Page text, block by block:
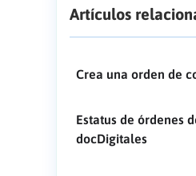
Artículos
Crea una orden de
Estatus de órdenes
docDigitales